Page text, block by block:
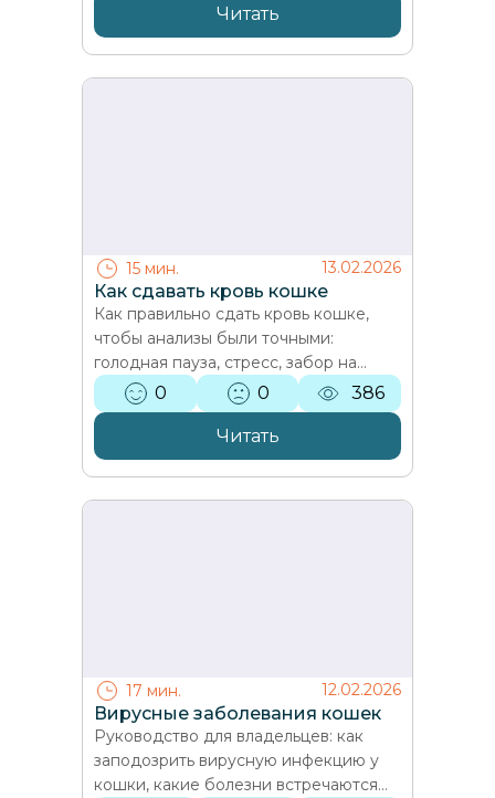
Читать
15 мин. 13.02.2026
Как сдавать кровь кошке
Как правильно сдать кровь кошке,
чтобы анализы были точными:
голодная пауза, стресс, забор на
дому, что показывают ОАК и
биохимия и как читать результаты.…
0 0 386
Читать
17 мин. 12.02.2026
Вирусные заболевания кошек
Руководство для владельцев: как
заподозрить вирусную инфекцию у
кошки, какие болезни встречаются